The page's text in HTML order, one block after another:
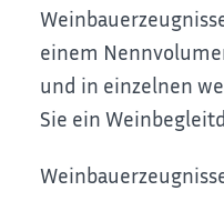
einem
und in einzelnen
Sie ein